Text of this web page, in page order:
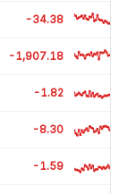
-34.38
-1,907.18
-1.82
-8.30
-1.59